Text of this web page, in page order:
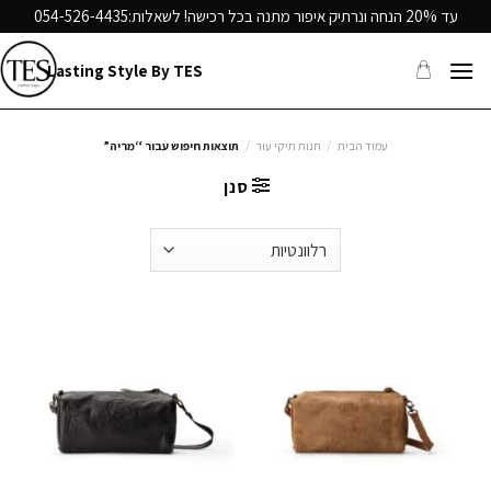
to
content
עד 20% הנחה ונרתיק איפור מתנה בכל רכישה! לשאלות: 054-526-4435
Lasting Style By TES
עמוד הבית / חנות תיקי עור / תוצאות חיפוש עבור “מריה”
סנן